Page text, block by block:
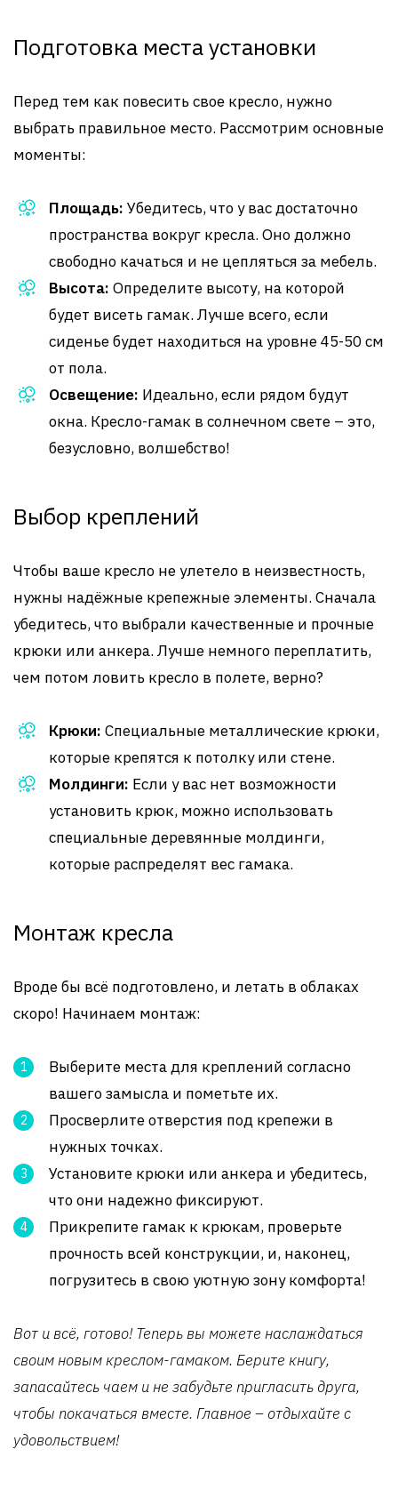
Подготовка места установки
Перед тем как повесить свое кресло, нужно
выбрать правильное место. Рассмотрим основные
моменты:
Площадь: Убедитесь, что у вас достаточно
пространства вокруг кресла. Оно должно
свободно качаться и не цепляться за мебель.
Высота: Определите высоту, на которой
будет висеть гамак. Лучше всего, если
сиденье будет находиться на уровне 45-50 см
от пола.
Освещение: Идеально, если рядом будут
окна. Кресло-гамак в солнечном свете – это,
безусловно, волшебство!
Выбор креплений
Чтобы ваше кресло не улетело в неизвестность,
нужны надёжные крепежные элементы. Сначала
убедитесь, что выбрали качественные и прочные
крюки или анкера. Лучше немного переплатить,
чем потом ловить кресло в полете, верно?
Крюки: Специальные металлические крюки,
которые крепятся к потолку или стене.
Молдинги: Если у вас нет возможности
установить крюк, можно использовать
специальные деревянные молдинги,
которые распределят вес гамака.
Монтаж кресла
Вроде бы всё подготовлено, и летать в облаках
скоро! Начинаем монтаж:
Выберите места для креплений согласно
вашего замысла и пометьте их.
Просверлите отверстия под крепежи в
нужных точках.
Установите крюки или анкера и убедитесь,
что они надежно фиксируют.
Прикрепите гамак к крюкам, проверьте
прочность всей конструкции, и, наконец,
погрузитесь в свою уютную зону комфорта!
Вот и всё, готово! Теперь вы можете наслаждаться
своим новым креслом-гамаком. Берите книгу,
запасайтесь чаем и не забудьте пригласить друга,
чтобы покачаться вместе. Главное – отдыхайте с
удовольствием!